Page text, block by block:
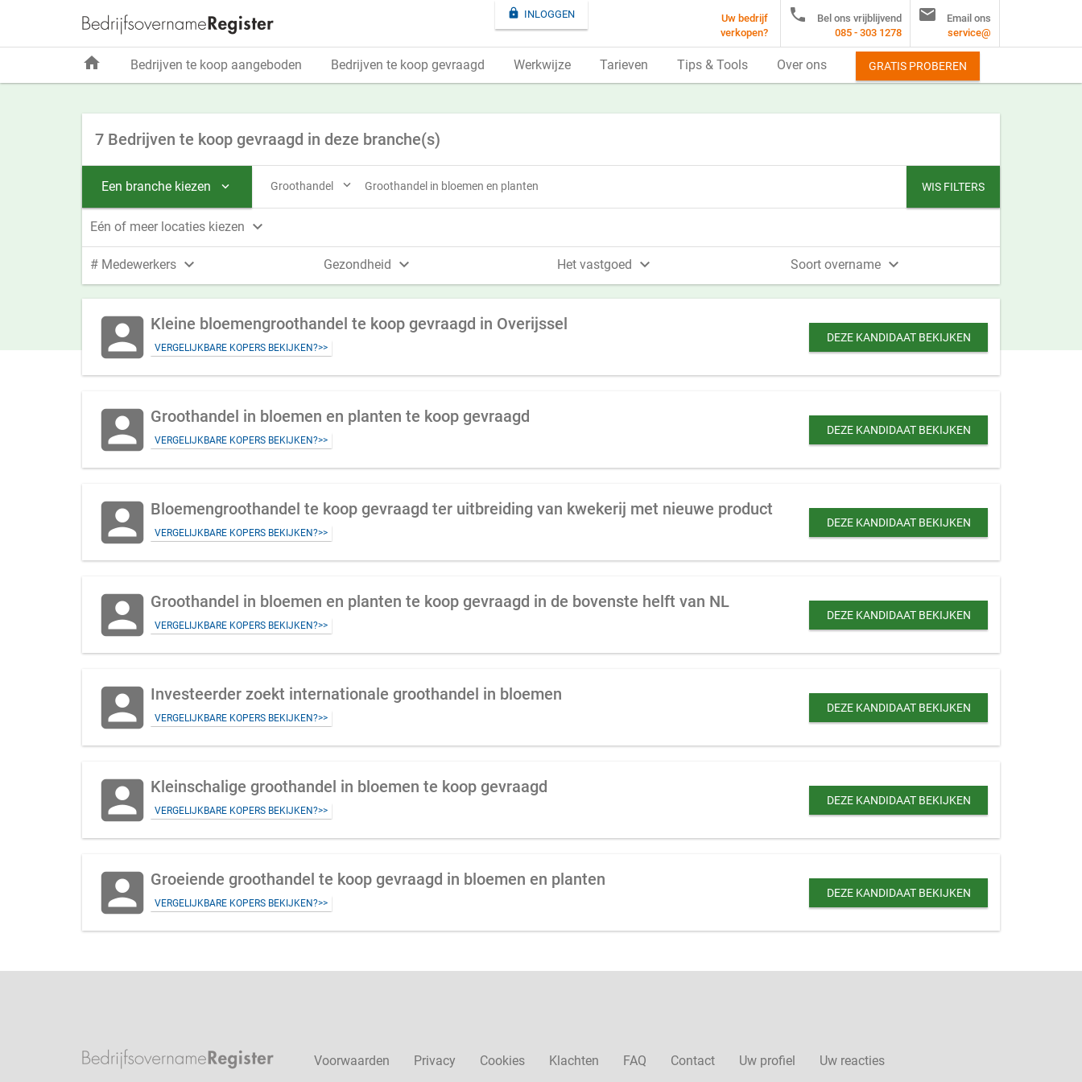
7 Bedrijven te koop gevraagd in deze branche(s)
Een branche kiezen  Groothandel  Groothandel in bloemen en planten
Eén of meer locaties kiezen 
# Medewerkers  Gezondheid  Het vastgoed  Soort overname 
WIS FILTERS
account_box Kleine bloemengroothandel te koop gevraagd in Overijssel
VERGELIJKBARE KOPERS BEKIJKEN?>>
DEZE KANDIDAAT BEKIJKEN
account_box Groothandel in bloemen en planten te koop gevraagd
VERGELIJKBARE KOPERS BEKIJKEN?>>
DEZE KANDIDAAT BEKIJKEN
account_box Bloemengroothandel te koop gevraagd ter uitbreiding van kwekerij met nieuwe product
VERGELIJKBARE KOPERS BEKIJKEN?>>
DEZE KANDIDAAT BEKIJKEN
account_box Groothandel in bloemen en planten te koop gevraagd in de bovenste helft van NL
VERGELIJKBARE KOPERS BEKIJKEN?>>
DEZE KANDIDAAT BEKIJKEN
account_box Investeerder zoekt internationale groothandel in bloemen
VERGELIJKBARE KOPERS BEKIJKEN?>>
DEZE KANDIDAAT BEKIJKEN
account_box Kleinschalige groothandel in bloemen te koop gevraagd
VERGELIJKBARE KOPERS BEKIJKEN?>>
DEZE KANDIDAAT BEKIJKEN
account_box Groeiende groothandel te koop gevraagd in bloemen en planten
VERGELIJKBARE KOPERS BEKIJKEN?>>
DEZE KANDIDAAT BEKIJKEN
 INLOGGEN
Uw bedrijf
verkopen?

Bel ons vrijblijvend
085 - 303 1278

Email ons
service@
home Bedrijven te koop aangeboden Bedrijven te koop gevraagd Werkwijze Tarieven Tips & Tools Over ons GRATIS PROBEREN
Voorwaarden Privacy Cookies Klachten FAQ Contact Uw profiel Uw reacties